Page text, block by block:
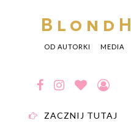
OD AUTORKI MEDIA
ZACZNIJ TUTAJ